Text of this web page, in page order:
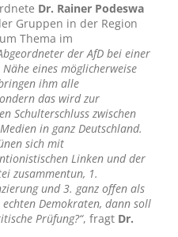
Dr. Rainer Podeswa
Gruppen in der Region
Thema im
der AfD bei einer
eines möglicherweise
ihm alle
das wird zur
Schulterschluss zwischen
in ganz Deutschland.
sich mit
Linken und der
zusammentun, 1.
und 3. ganz offen als
Demokraten, dann soll
Prüfung?“, fragt Dr.